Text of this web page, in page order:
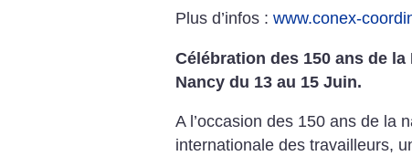
Plus d’infos : www.conex-
Célébration des 150 ans de
Nancy du 13 au 15 Juin.
A l’occasion des 150 ans de la
internationale des travailleurs,